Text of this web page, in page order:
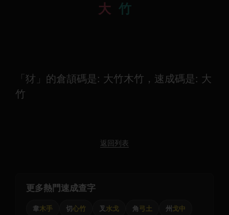
大 竹
「犲」的倉頡碼是: 大竹木竹，速成碼是: 大
竹
返回列表
更多熱門速成查字
韋木手 切心竹 叉 水戈 角弓土 州 戈中